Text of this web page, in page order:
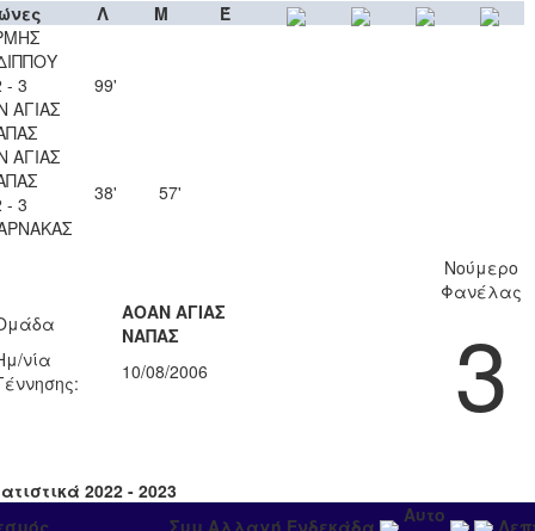
Λ Μ
Έ
- 3
ΑΓΙΑΣ
99'
ΑΓΙΑΣ
- 3
38' 57'
ΑΟΑΝ ΑΓΙΑΣ
ΝΑΠΑΣ
νία
10/08/2006
Νούμερο
Φανέλας
3
2022 - 2023
Αυτο